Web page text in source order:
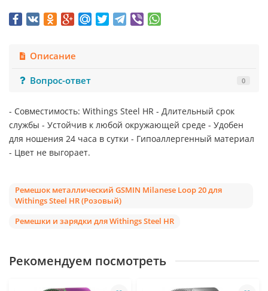
Описание
Вопрос-ответ
0
- Совместимость: Withings Steel HR - Длительный срок
службы - Устойчив к любой окружающей среде - Удобен
для ношения 24 часа в сутки - Гипоаллергенный материал
- Цвет не выгорает.
Ремешок металлический GSMIN Milanese Loop 20 для
Withings Steel HR (Розовый)
Ремешки и зарядки для Withings Steel HR
Рекомендуем посмотреть